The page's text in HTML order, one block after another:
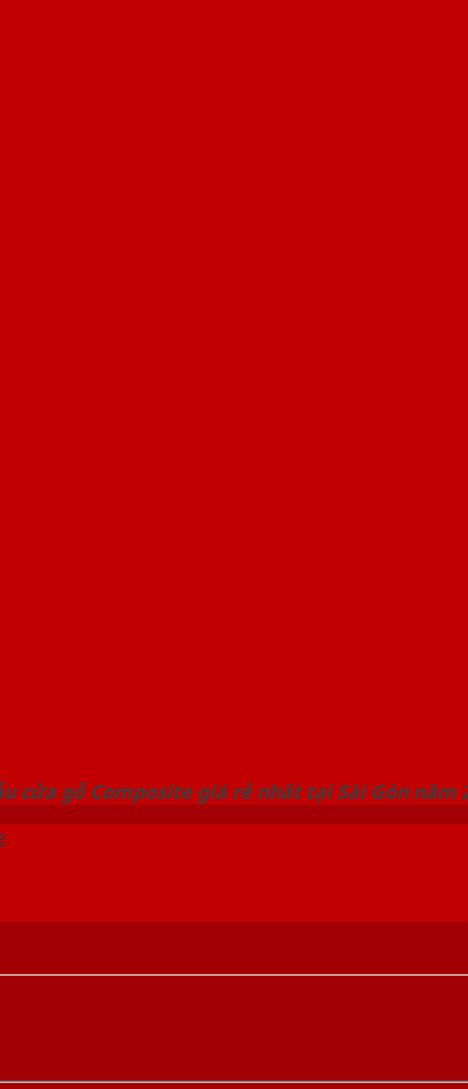
cửa gỗ Composite giá rẻ nhất tại Sài Gòn năm